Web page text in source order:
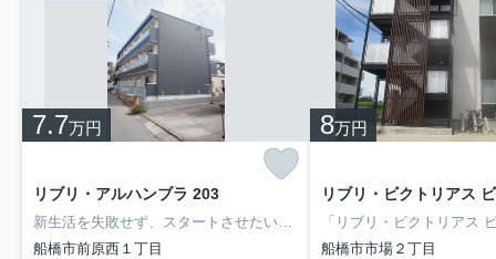
7.7万円
リブリ・アルハンブラ 203
船橋市前原西１丁目
8万円
リブリ・ビクトリアス
船橋市市場２丁目